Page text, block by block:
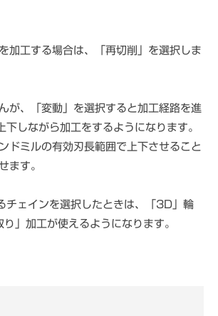
加工する場合は、「再切削」を選択しま
が、「変動」を選択すると加工経路を進
下しながら加工をするようになります。
ドミルの有効刃長範囲で上下させること
ます。
チェインを選択したときは、「3D」輪
」加工が使えるようになります。